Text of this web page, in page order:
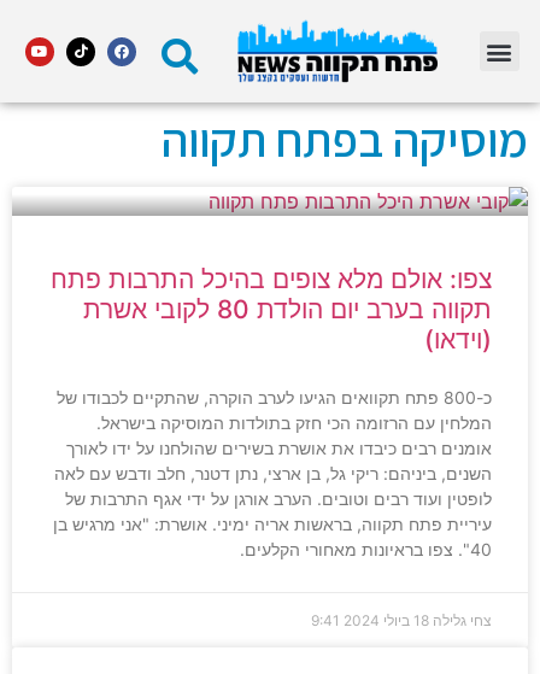
מוסיקה בפתח תקווה
צפו: אולם מלא צופים בהיכל התרבות פתח
תקווה בערב יום הולדת 80 לקובי אשרת
(וידאו)
כ-800 פתח תקוואים הגיעו לערב הוקרה, שהתקיים לכבודו של
המלחין עם הרזומה הכי חזק בתולדות המוסיקה בישראל.
אומנים רבים כיבדו את אושרת בשירים שהולחנו על ידו לאורך
השנים, ביניהם: ריקי גל, בן ארצי, נתן דטנר, חלב ודבש עם לאה
לופטין ועוד רבים וטובים. הערב אורגן על ידי אגף התרבות של
עיריית פתח תקווה, בראשות אריה ימיני. אושרת: "אני מרגיש בן
40". צפו בראיונות מאחורי הקלעים.
צחי גלילה 18 ביולי 2024 9:41